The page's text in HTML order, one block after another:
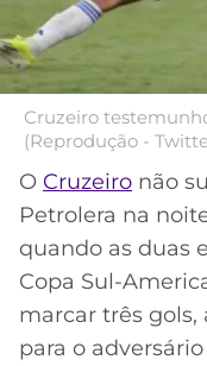
MELHORES
APPS
APOSTAS
CASSINOS
ONLINE
CASSINOS
ONLINE
FLAMENGO
BOTAFOGO
VASCO
PREMIER
LEAGUE
COPA
SUL-
LIGA
DOS
LALIGA
Cruzeiro
(Reprodução -
O Cruzeiro não
Petrolera na
quando as duas
Copa Sul-
marcar três gols,
para o